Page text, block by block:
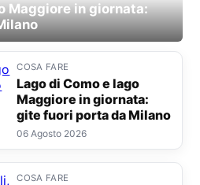
COSA FARE
Lago di Como e lago
Maggiore in giornata:
gite fuori porta da Milano
06 Agosto 2026
COSA FARE